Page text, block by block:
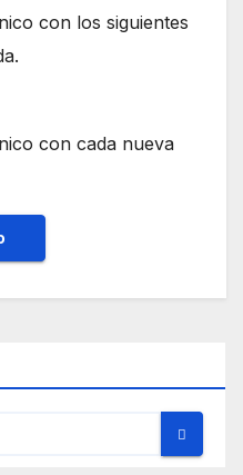
con los siguientes
con cada nueva